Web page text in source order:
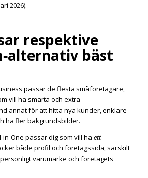
2026).
respektive
bäst
passar de flesta småföretagare,
vill ha smarta och extra
annat för att hitta nya kunder, enklare
ha fler bakgrundsbilder.
passar dig som vill ha ett
både profil och företagssida, särskilt
varumärke och företagets